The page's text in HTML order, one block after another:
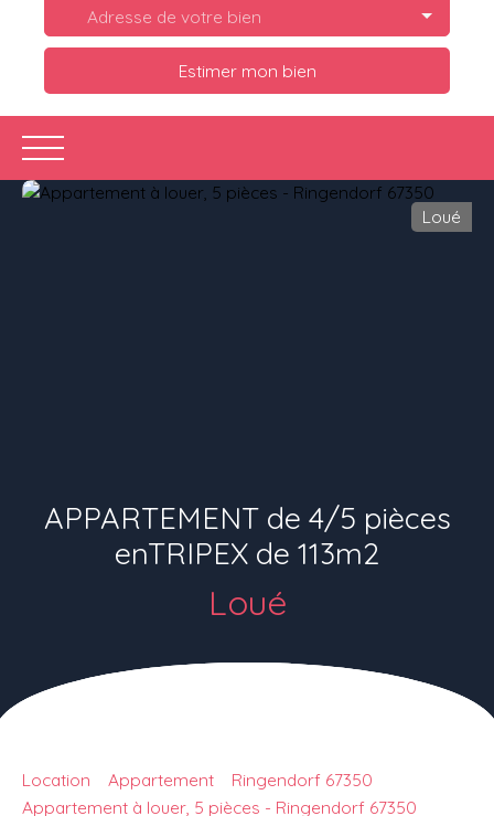
Adresse de votre bien
Estimer mon bien
Loué
APPARTEMENT de 4/5 pièces
enTRIPEX de 113m2
Loué
Location Appartement
Ringendorf 67350
Appartement à louer, 5 pièces - Ringendorf 67350